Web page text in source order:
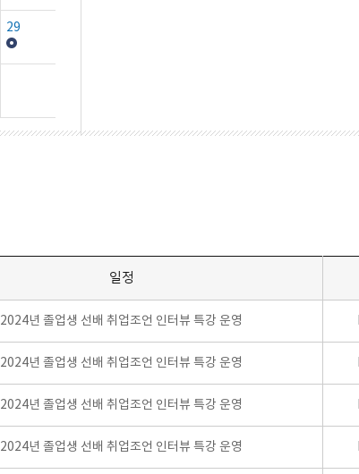
29
일정
2024년 졸업생 선배 취업조언 인터뷰 특강 운영
2024년 졸업생 선배 취업조언 인터뷰 특강 운영
2024년 졸업생 선배 취업조언 인터뷰 특강 운영
2024년 졸업생 선배 취업조언 인터뷰 특강 운영